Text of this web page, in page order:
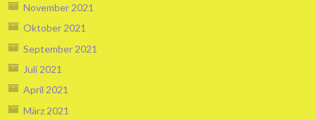
November 2021
Oktober 2021
September 2021
Juli 2021
April 2021
März 2021